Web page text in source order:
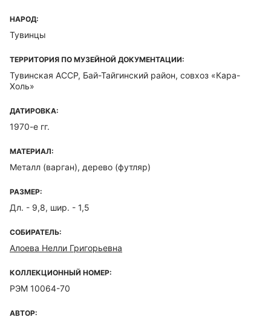
НАРОД:
Тувинцы
ТЕРРИТОРИЯ ПО МУЗЕЙНОЙ ДОКУМЕНТАЦИИ:
Тувинская ACCP, Бай-Тайгинский район, совхоз «Кара-
Холь»
ДАТИРОВКА:
1970-е гг.
МАТЕРИАЛ:
Металл (варган), дерево (футляр)
РАЗМЕР:
Дл. - 9,8, шир. - 1,5
СОБИРАТЕЛЬ:
Алоева Нелли Григорьевна
КОЛЛЕКЦИОННЫЙ НОМЕР:
РЭМ 10064-70
АВТОР: